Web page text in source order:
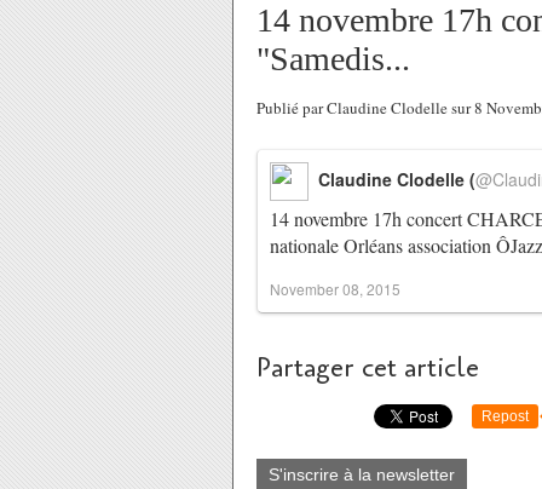
14 novembre 17h
"Samedis...
Publié par Claudine Clodelle sur 8
14 novembre 17h concert
nationale Orléans association
Claudine Clodelle (
November 08, 2015
Partager cet article
Repost
S'inscrire à la newsletter